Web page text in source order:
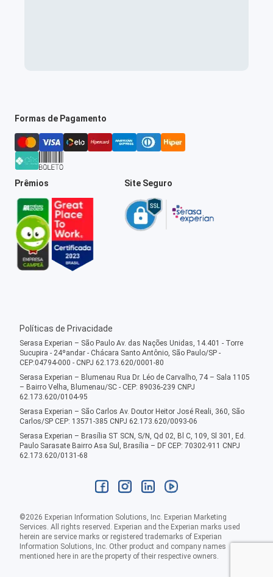
Formas de Pagamento
Prêmios Site Seguro
Políticas de Privacidade
Serasa Experian – São Paulo Av. das Nações Unidas, 14.401 - Torre
Sucupira - 24ºandar - Chácara Santo Antônio, São Paulo/SP -
CEP:04794-000 - CNPJ 62.173.620/0001-80
Serasa Experian – Blumenau Rua Dr. Léo de Carvalho, 74 – Sala 1105
– Bairro Velha, Blumenau/SC - CEP: 89036-239 CNPJ
62.173.620/0104-95
Serasa Experian – São Carlos Av. Doutor Heitor José Reali, 360, São
Carlos/SP CEP: 13571-385 CNPJ 62.173.620/0093-06
Serasa Experian – Brasília ST SCN, S/N, Qd 02, Bl C, 109, Sl 301, Ed.
Paulo Sarasate Bairro Asa Sul, Brasília – DF CEP: 70302-911 CNPJ
62.173.620/0131-68
©2026 Experian Information Solutions, Inc. Experian Marketing
Services. All rights reserved. Experian and the Experian marks used
herein are service marks or registered trademarks of Experian
Information Solutions, Inc. Other product and company names
mentioned here in are the property of their respective owners.